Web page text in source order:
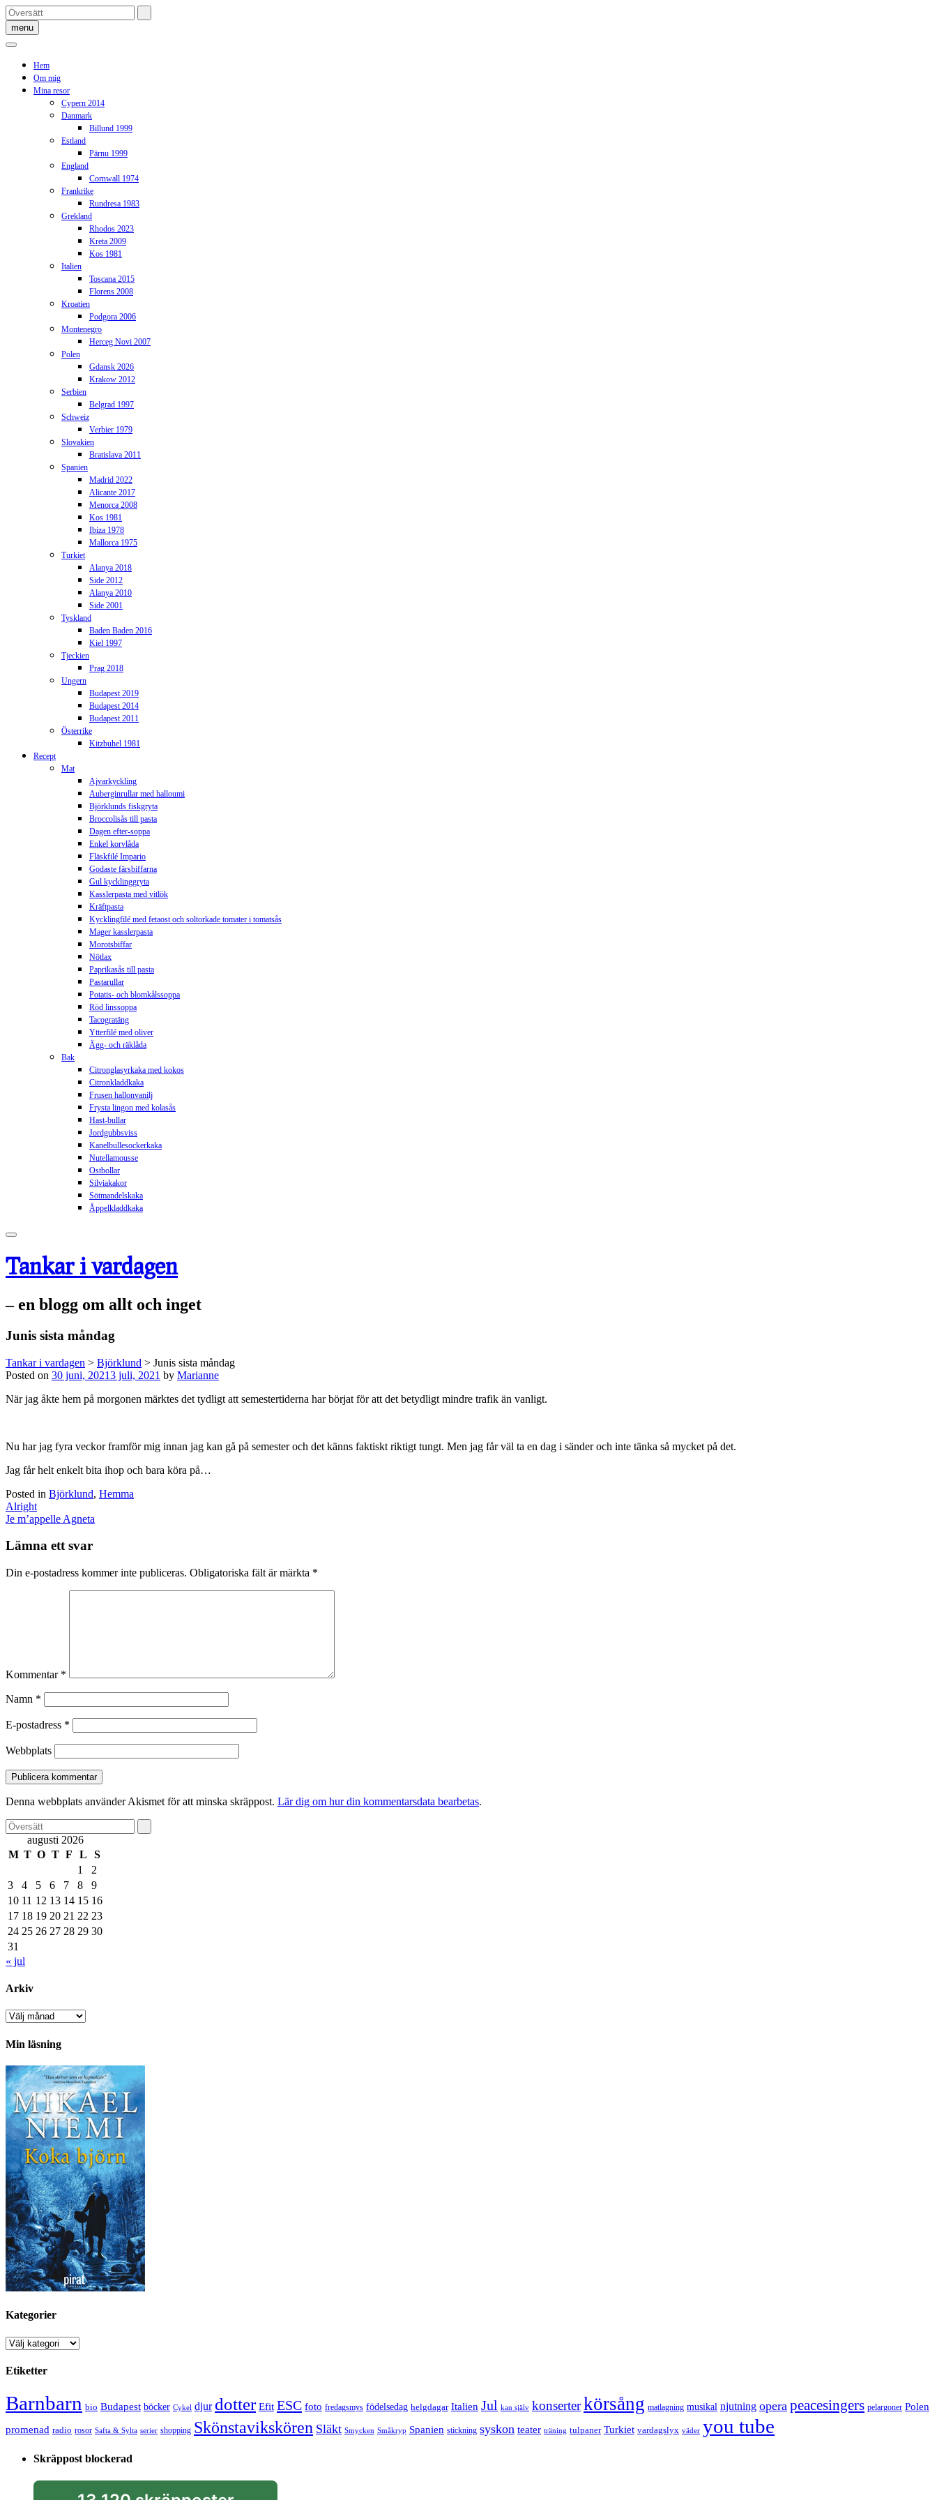
Skip
to
content
menu
Hem
Om mig
Mina resor
Cypern 2014
Danmark
Billund 1999
Estland
Pärnu 1999
England
Cornwall 1974
Frankrike
Rundresa 1983
Grekland
Rhodos 2023
Kreta 2009
Kos 1981
Italien
Toscana 2015
Florens 2008
Kroatien
Podgora 2006
Montenegro
Herceg Novi 2007
Polen
Gdansk 2026
Krakow 2012
Serbien
Belgrad 1997
Schweiz
Verbier 1979
Slovakien
Bratislava 2011
Spanien
Madrid 2022
Alicante 2017
Menorca 2008
Kos 1981
Ibiza 1978
Mallorca 1975
Turkiet
Alanya 2018
Side 2012
Alanya 2010
Side 2001
Tyskland
Baden Baden 2016
Kiel 1997
Tjeckien
Prag 2018
Ungern
Budapest 2019
Budapest 2014
Budapest 2011
Österrike
Kitzbuhel 1981
Recept
Mat
Ajvarkyckling
Auberginrullar med halloumi
Björklunds fiskgryta
Broccolisås till pasta
Dagen efter-soppa
Enkel korvlåda
Fläskfilé Impario
Godaste färsbiffarna
Gul kycklinggryta
Kasslerpasta med vitlök
Kräftpasta
Kycklingfilé med fetaost och soltorkade tomater i tomatsås
Mager kasslerpasta
Morotsbiffar
Nötlax
Paprikasås till pasta
Pastarullar
Potatis- och blomkålssoppa
Röd linssoppa
Tacogratäng
Ytterfilé med oliver
Ägg- och räklåda
Bak
Citronglasyrkaka med kokos
Citronkladdkaka
Frusen hallonvanilj
Frysta lingon med kolasås
Hast-bullar
Jordgubbsviss
Kanelbullesockerkaka
Nutellamousse
Ostbollar
Silviakakor
Sötmandelskaka
Åppelkladdkaka
Tankar i vardagen
– en blogg om allt och inget
Junis sista måndag
Tankar i vardagen > Björklund > Junis sista måndag
Posted on 30 juni, 20213 juli, 2021 by Marianne
När jag åkte hem på morgonen märktes det tydligt att semestertiderna har börjat för att det betydligt mindre trafik än vanligt.
Nu har jag fyra veckor framför mig innan jag kan gå på semester och det känns faktiskt riktigt tungt. Men jag får väl ta en dag i sänder och inte tänka så mycket på det.
Jag får helt enkelt bita ihop och bara köra på…
Posted in Björklund, Hemma
Post
navigation
Alright
Je m’appelle Agneta
Lämna ett svar
Din e-postadress kommer inte publiceras. Obligatoriska fält är märkta *
Kommentar *
Namn *
E-postadress *
Webbplats
Denna webbplats använder Akismet för att minska skräppost. Lär dig om hur din kommentarsdata bearbetas.
augusti 2026
M T O T F L
S
1
2
3
4 5 6 7 8
9
10 11 12 13 14 15 16
17 18 19 20 21 22 23
24 25 26 27 28 29 30
31
« jul
Arkiv
Arkiv
Min läsning
Kategorier
Kategorier
Etiketter
Barnbarn bio Budapest böcker Cykel djur dotter Efit ESC foto fredagsmys födelsedag helgdagar Italien Jul kan själv konserter körsång matlagning musikal njutning opera peacesingers pelargoner Polen
promenad radio rosor Safta & Sylta serier shopping Skönstavikskören Släkt Smycken Småkryp Spanien stickning syskon teater träning tulpaner Turkiet vardagslyx väder you tube
Skräppost blockerad